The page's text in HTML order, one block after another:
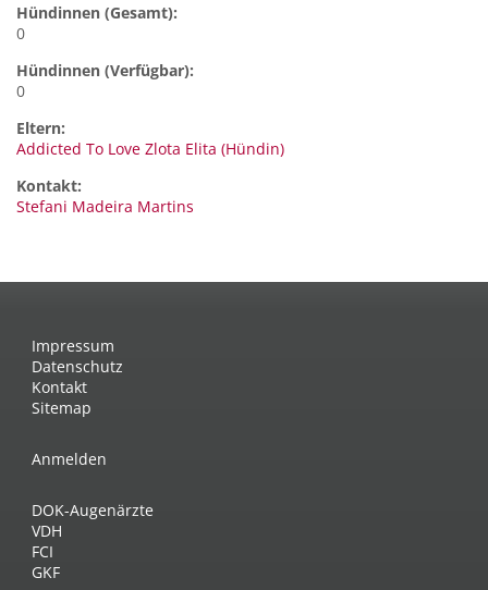
Hündinnen (Gesamt):
0
Hündinnen (Verfügbar):
0
Eltern:
Addicted To Love Zlota Elita (Hündin)
Kontakt:
Stefani Madeira Martins
Impressum
Datenschutz
Kontakt
Sitemap
Anmelden
DOK-Augenärzte
VDH
FCI
GKF